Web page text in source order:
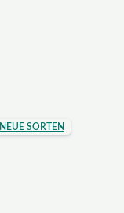
NEUE SORTEN